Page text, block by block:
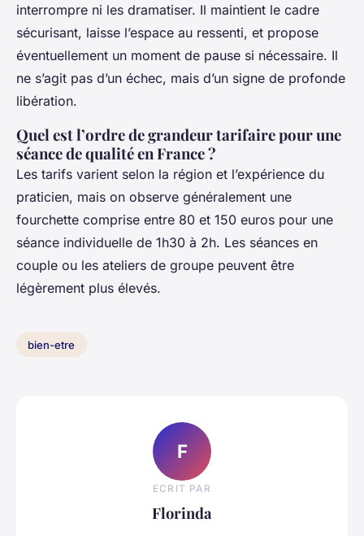
interrompre ni les dramatiser. Il maintient le cadre
sécurisant, laisse l’espace au ressenti, et propose
éventuellement un moment de pause si nécessaire. Il
ne s’agit pas d’un échec, mais d’un signe de profonde
libération.
Quel est l’ordre de grandeur tarifaire pour une
séance de qualité en France ?
Les tarifs varient selon la région et l’expérience du
praticien, mais on observe généralement une
fourchette comprise entre 80 et 150 euros pour une
séance individuelle de 1h30 à 2h. Les séances en
couple ou les ateliers de groupe peuvent être
légèrement plus élevés.
bien-etre
F
ECRIT PAR
Florinda